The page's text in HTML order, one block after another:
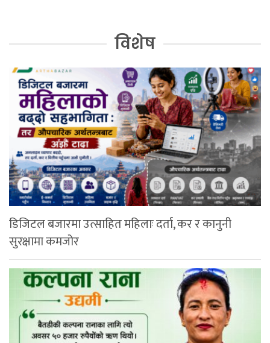
विशेष
डिजिटल बजारमा उत्साहित महिलाः दर्ता, कर र कानुनी
सुरक्षामा कमजोर